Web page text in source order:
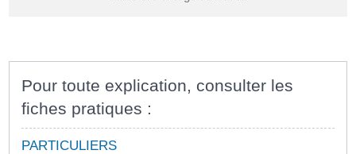
Pour toute explication, consulter les
fiches pratiques :
PARTICULIERS